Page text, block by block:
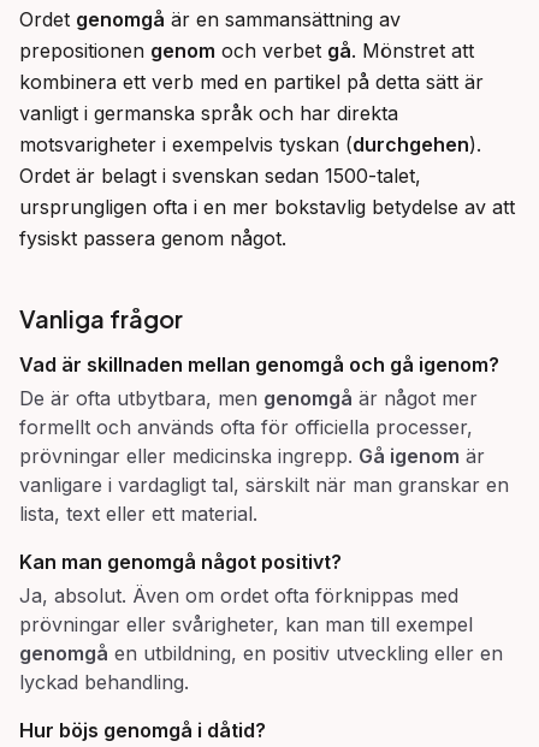
Ordet genomgå är en sammansättning av
prepositionen genom och verbet gå. Mönstret att
kombinera ett verb med en partikel på detta sätt är
vanligt i germanska språk och har direkta
motsvarigheter i exempelvis tyskan (durchgehen).
Ordet är belagt i svenskan sedan 1500-talet,
ursprungligen ofta i en mer bokstavlig betydelse av att
fysiskt passera genom något.
Vanliga frågor
Vad är skillnaden mellan genomgå och gå igenom?
De är ofta utbytbara, men genomgå är något mer
formellt och används ofta för officiella processer,
prövningar eller medicinska ingrepp. Gå igenom är
vanligare i vardagligt tal, särskilt när man granskar en
lista, text eller ett material.
Kan man genomgå något positivt?
Ja, absolut. Även om ordet ofta förknippas med
prövningar eller svårigheter, kan man till exempel
genomgå en utbildning, en positiv utveckling eller en
lyckad behandling.
Hur böjs genomgå i dåtid?